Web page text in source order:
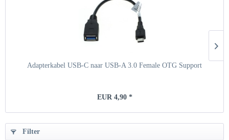
Adapterkabel USB-C naar USB-A 3.0 Female OTG Support
EUR 4,90 *
Filter